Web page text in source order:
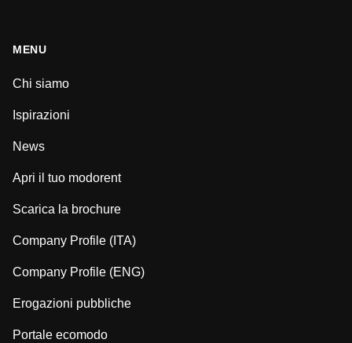
MENU
Chi siamo
Ispirazioni
News
Apri il tuo modorent
Scarica la brochure
Company Profile (ITA)
Company Profile (ENG)
Erogazioni pubbliche
Portale ecomodo